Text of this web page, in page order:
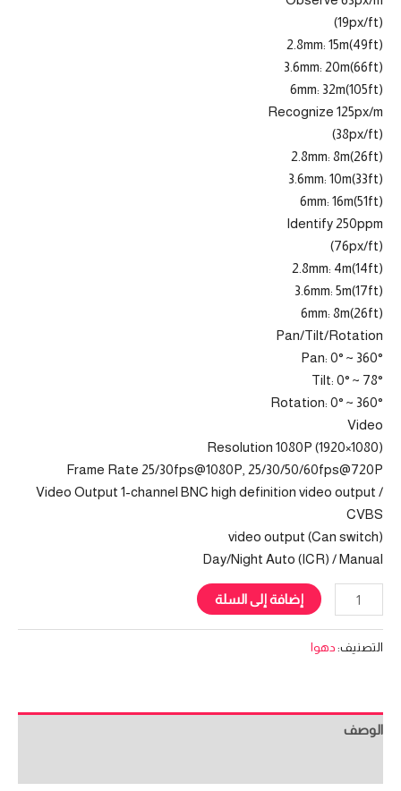
(19px/ft)
2.8mm: 15m(49ft)
3.6mm: 20m(66ft)
6mm: 32m(105ft)
Recognize 125px/m
(38px/ft)
2.8mm: 8m(26ft)
3.6mm: 10m(33ft)
6mm: 16m(51ft)
Identify 250ppm
(76px/ft)
2.8mm: 4m(14ft)
3.6mm: 5m(17ft)
6mm: 8m(26ft)
Pan/Tilt/Rotation
Pan: 0° ~ 360°
Tilt: 0° ~ 78°
Rotation: 0° ~ 360°
Video
Resolution 1080P (1920×1080)
Frame Rate 25/30fps@1080P, 25/30/50/60fps@720P
Video Output 1-channel BNC high definition video output /
CVBS
video output (Can switch)
Day/Night Auto (ICR) / Manual
إضافة إلى السلة
التصنيف: دهوا
الوصف